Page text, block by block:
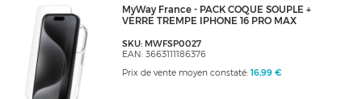
MyWay France - PACK COQUE SOUPLE +
VERRE TREMPE IPHONE 16 PRO MAX
SKU: MWFSP0027
EAN: 3663111186376
Prix de vente moyen constaté: 16,99 €